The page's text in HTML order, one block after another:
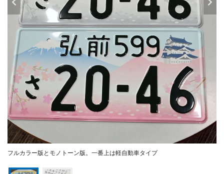
フルカラー版とモノトーン版。一番上は軽自動車タイプ